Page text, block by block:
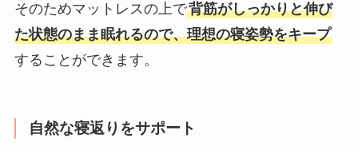
そのためマットレスの上で背筋がしっかりと伸び
た状態のまま眠れるので、理想の寝姿勢をキープ
することができます。
自然な寝返りをサポート